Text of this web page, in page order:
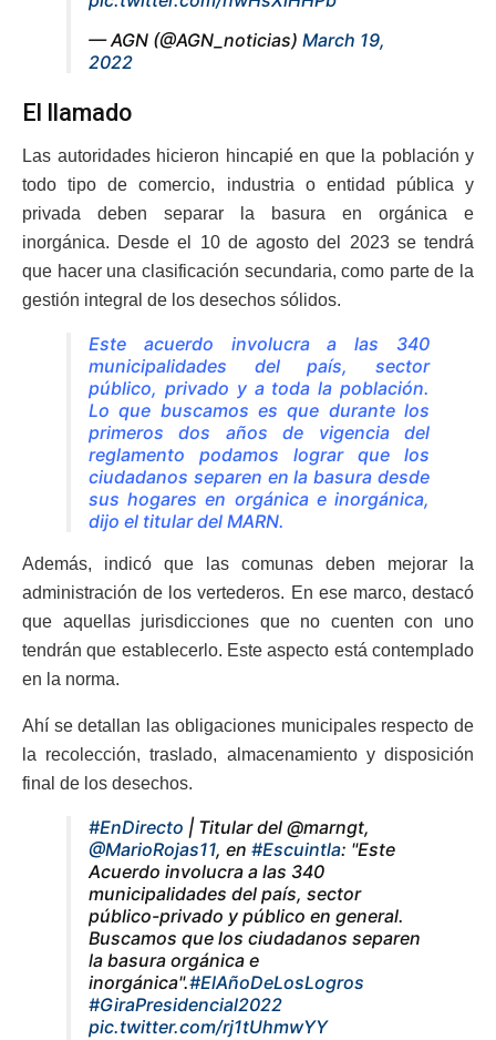
— AGN (@AGN_noticias) March 19,
2022
El llamado
Las autoridades hicieron hincapié en que la población y
todo tipo de comercio, industria o entidad pública y
privada deben separar la basura en orgánica e
inorgánica. Desde el 10 de agosto del 2023 se tendrá
que hacer una clasificación secundaria, como parte de la
gestión integral de los desechos sólidos.
Este acuerdo involucra a las 340
municipalidades del país, sector
público, privado y a toda la población.
Lo que buscamos es que durante los
primeros dos años de vigencia del
reglamento podamos lograr que los
ciudadanos separen en la basura desde
sus hogares en orgánica e inorgánica,
dijo el titular del MARN.
Además, indicó que las comunas deben mejorar la
administración de los vertederos. En ese marco, destacó
que aquellas jurisdicciones que no cuenten con uno
tendrán que establecerlo. Este aspecto está contemplado
en la norma.
Ahí se detallan las obligaciones municipales respecto de
la recolección, traslado, almacenamiento y disposición
final de los desechos.
#EnDirecto | Titular del @marngt,
@MarioRojas11, en #Escuintla: "Este
Acuerdo involucra a las 340
municipalidades del país, sector
público-privado y público en general.
Buscamos que los ciudadanos separen
la basura orgánica e
inorgánica".#ElAñoDeLosLogros
#GiraPresidencial2022
pic.twitter.com/rj1tUhmwYY